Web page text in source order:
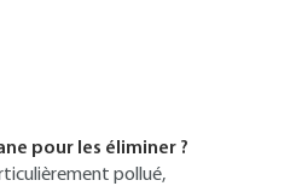
pour les éliminer ?
pollué,